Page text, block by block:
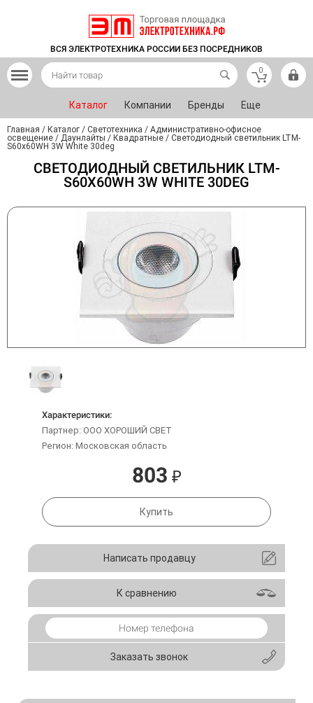
ВСЯ ЭЛЕКТРОТЕХНИКА РОССИИ БЕЗ ПОСРЕДНИКОВ
0
Каталог Компании Бренды Еще
Главная / Каталог / Светотехника / Административно-офисное
освещение / Даунлайты / Квадратные / Светодиодный светильник LTM-
S60x60WH 3W White 30deg
СВЕТОДИОДНЫЙ СВЕТИЛЬНИК LTM-
S60X60WH 3W WHITE 30DEG
Характеристики:
Партнер: ООО ХОРОШИЙ СВЕТ
Регион: Московская область
803 ₽
Купить
Написать продавцу
К сравнению
Заказать звонок